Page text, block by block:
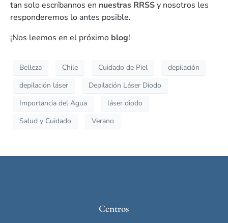
tan solo escríbannos en nuestras RRSSy nosotros les
responderemos lo antes posible.
¡Nos leemos en el próximo blog!
Belleza Chile Cuidado de Piel
depilación
depilación láser
Depilación Láser Diodo
Importancia del Agua
láser diodo
Salud y Cuidado
Verano
Centros